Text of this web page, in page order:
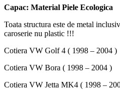
Capac: Material Piele Ecologica
Toata structura este de metal
caroserie nu plastic !!!
Cotiera VW Golf 4 ( 1998 – 2004 )
Cotiera VW Bora ( 1998 – 2004 )
Cotiera VW Jetta MK4 ( 1998 –